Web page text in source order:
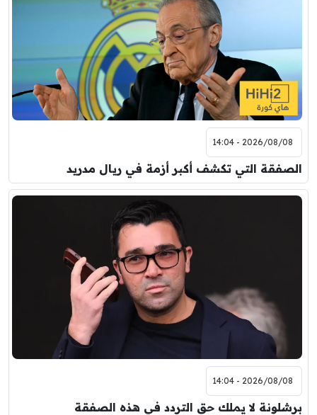
2026/08/08 - 14:04
الصفقة التي تكشف أكبر أزمة في ريال مدريد
2026/08/08 - 14:04
برشلونة لا يملك حق التردد في هذه الصفقة